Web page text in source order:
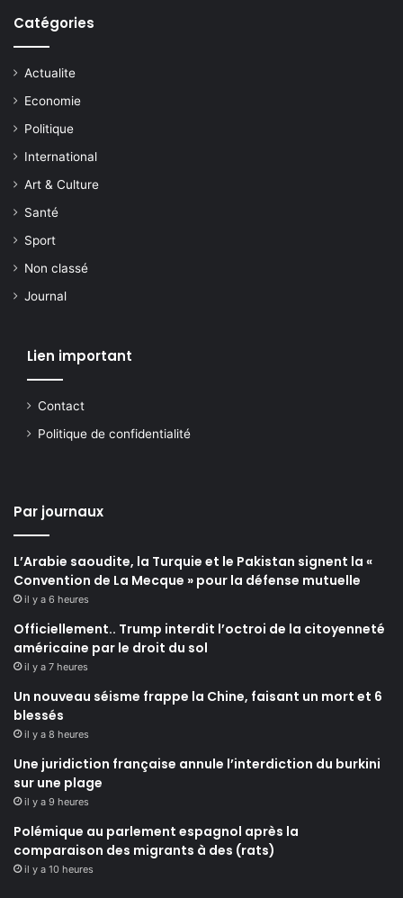
Catégories
Actualite
Economie
Politique
International
Art & Culture
Santé
Sport
Non classé
Journal
Lien important
Contact
Politique de confidentialité
Par journaux
L’Arabie saoudite, la Turquie et le Pakistan signent la «
Convention de La Mecque » pour la défense mutuelle
il y a 6 heures
Officiellement.. Trump interdit l’octroi de la citoyenneté
américaine par le droit du sol
il y a 7 heures
Un nouveau séisme frappe la Chine, faisant un mort et 6
blessés
il y a 8 heures
Une juridiction française annule l’interdiction du burkini
sur une plage
il y a 9 heures
Polémique au parlement espagnol après la
comparaison des migrants à des (rats)
il y a 10 heures